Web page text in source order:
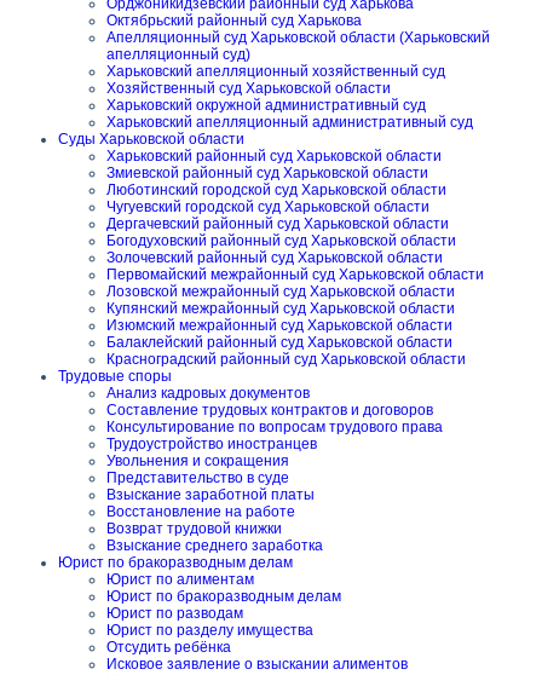
Орджоникидзевский районный суд Харькова
Октябрьский районный суд Харькова
Апелляционный суд Харьковской области (Харьковский
апелляционный суд)
Харьковский апелляционный хозяйственный суд
Хозяйственный суд Харьковской области
Харьковский окружной административный суд
Харьковский апелляционный административный суд
Суды Харьковской области
Харьковский районный суд Харьковской области
Змиевской районный суд Харьковской области
Люботинский городской суд Харьковской области
Чугуевский городской суд Харьковской области
Дергачевский районный суд Харьковской области
Богодуховский районный суд Харьковской области
Золочевский районный суд Харьковской области
Первомайский межрайонный суд Харьковской области
Лозовской межрайонный суд Харьковской области
Купянский межрайонный суд Харьковской области
Изюмский межрайонный суд Харьковской области
Балаклейский районный суд Харьковской области
Красноградский районный суд Харьковской области
Трудовые споры
Анализ кадровых документов
Составление трудовых контрактов и договоров
Консультирование по вопросам трудового права
Трудоустройство иностранцев
Увольнения и сокращения
Представительство в суде
Взыскание заработной платы
Восстановление на работе
Возврат трудовой книжки
Взыскание среднего заработка
Юрист по бракоразводным делам
Юрист по алиментам
Юрист по бракоразводным делам
Юрист по разводам
Юрист по разделу имущества
Отсудить ребёнка
Исковое заявление о взыскании алиментов